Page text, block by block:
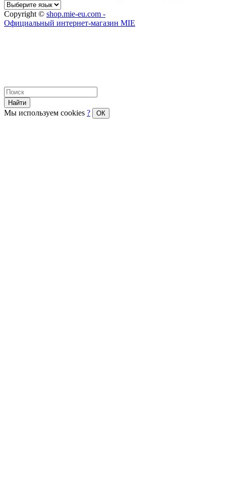
Copyright © shop.mie-eu.com -
Официальный интернет-магазин MIE
Найти
Мы используем cookies ? ОК